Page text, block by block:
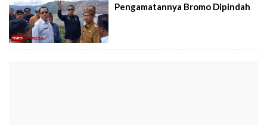
Pengamatannya Bromo Dipindah